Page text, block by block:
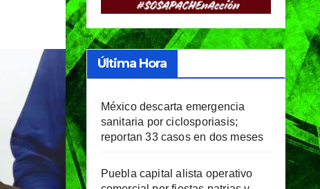
Última Hora
México descarta emergencia
sanitaria por ciclosporiasis;
reportan 33 casos en dos meses
Puebla capital alista operativo